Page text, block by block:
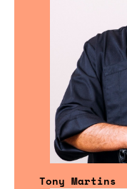
Tony Martins